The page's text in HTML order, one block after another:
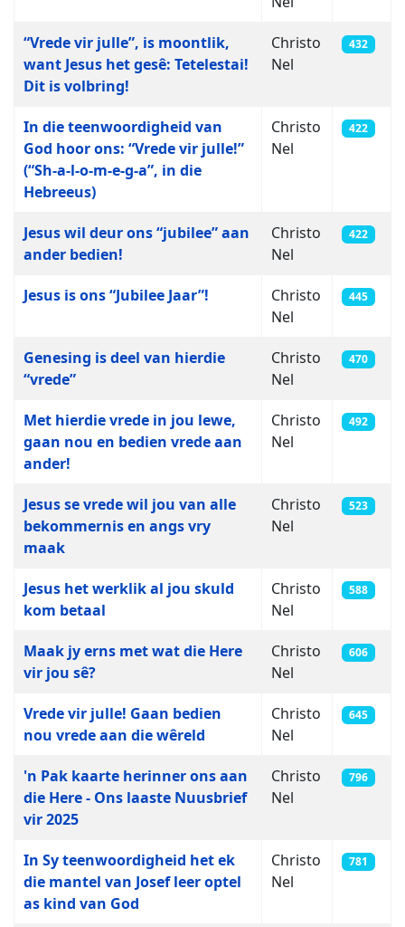
“Vrede vir julle”, is moontlik,
want Jesus het gesê: Tetelestai!
Dit is volbring!
Christo
Nel
432
In die teenwoordigheid van
God hoor ons: “Vrede vir julle!”
(“Sh-a-l-o-m-e-g-a”, in die
Hebreeus)
Christo
Nel
422
Jesus wil deur ons “jubilee” aan
ander bedien!
Christo
Nel
422
Jesus is ons “Jubilee Jaar”!
Christo
Nel
445
Genesing is deel van hierdie
“vrede”
Christo
Nel
470
Met hierdie vrede in jou lewe,
gaan nou en bedien vrede aan
ander!
Christo
Nel
492
Jesus se vrede wil jou van alle
bekommernis en angs vry
maak
Christo
Nel
523
Jesus het werklik al jou skuld
kom betaal
Christo
Nel
588
Maak jy erns met wat die Here
vir jou sê?
Christo
Nel
606
Vrede vir julle! Gaan bedien
nou vrede aan die wêreld
Christo
Nel
645
'n Pak kaarte herinner ons aan
die Here - Ons laaste Nuusbrief
vir 2025
Christo
Nel
796
In Sy teenwoordigheid het ek
die mantel van Josef leer optel
as kind van God
Christo
Nel
781